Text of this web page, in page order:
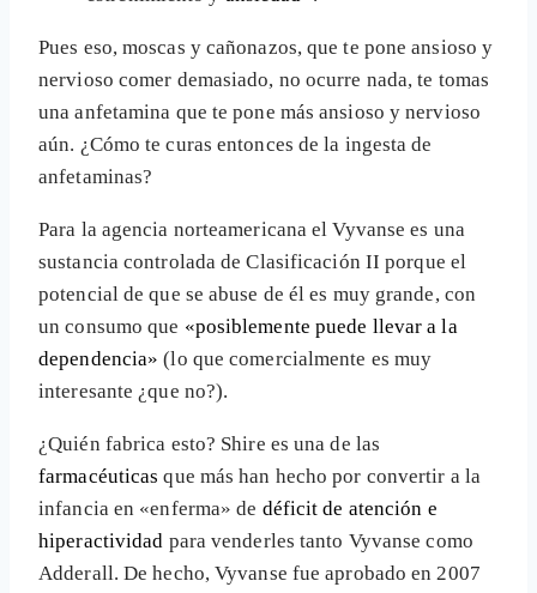
Pues eso, moscas y cañonazos, que te pone ansioso y
nervioso comer demasiado, no ocurre nada, te tomas
una anfetamina que te pone más ansioso y nervioso
aún. ¿Cómo te curas entonces de la ingesta de
anfetaminas?
Para la agencia norteamericana el Vyvanse es una
sustancia controlada de Clasificación II porque el
potencial de que se abuse de él es muy grande, con
un consumo que «posiblemente puede llevar a la
dependencia»(lo que comercialmente es muy
interesante ¿que no?).
¿Quién fabrica esto? Shire es una de las
farmacéuticas que más han hecho por convertir a la
infancia en «enferma» de déficit de atención e
hiperactividad para venderles tanto Vyvanse como
Adderall. De hecho, Vyvanse fue aprobado en 2007